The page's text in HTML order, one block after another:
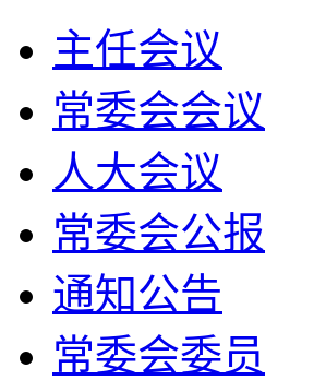
主任会议
常委会会议
人大会议
常委会公报
通知公告
常委会委员